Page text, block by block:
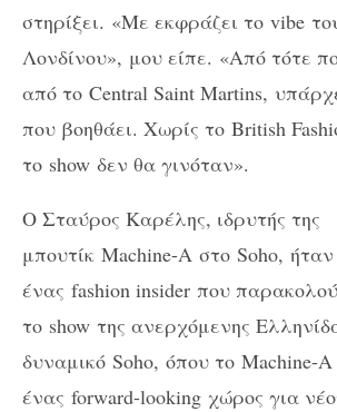
στηρίξει. «Με εκφράζει το vibe
Λονδίνου», μου είπε. «Από τότε
από το Central Saint Martins,
που βοηθάει. Χωρίς το British
το show δεν θα γινόταν».
Ο Σταύρος Καρέλης, ιδρυτής της
μπουτίκ Machine-A στο Soho,
ένας fashion insider που
το show της ανερχόμενης
δυναμικό Soho, όπου το Machine-A
ένας forward-looking χώρος για